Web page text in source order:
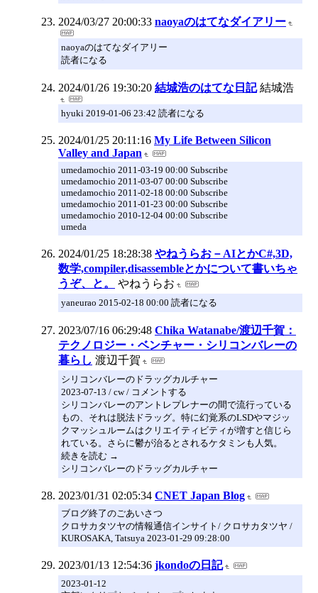
2024/03/27 20:00:33 naoyaのはてなダイアリー
naoyaのはてなダイアリー
読者になる
2024/01/26 19:30:20 結城浩のはてな日記 結城浩
hyuki 2019-01-06 23:42 読者になる
2024/01/25 20:11:16 My Life Between Silicon
Valley and Japan
umedamochio 2011-03-19 00:00 Subscribe
umedamochio 2011-03-07 00:00 Subscribe
umedamochio 2011-02-18 00:00 Subscribe
umedamochio 2011-01-23 00:00 Subscribe
umedamochio 2010-12-04 00:00 Subscribe
umeda
2024/01/25 18:28:38 やねうらお－AIとかC#,3D,
数学,compiler,disassembleとかについて書いちゃ
うぞ、と。
やねうらお
yaneurao 2015-02-18 00:00 読者になる
2023/07/16 06:29:48 Chika Watanabe/渡辺千賀：
テクノロジー・ベンチャー・シリコンバレーの
暮らし 渡辺千賀
シリコンバレーのドラッグカルチャー
2023-07-13 / cw / コメントする
シリコンバレーのアントレプレナーの間で流行っている
もの、それは脱法ドラッグ。特に幻覚系のLSDやマジッ
クマッシュルームはクリエイティビティが増すと信じら
れている。さらに鬱が治るとされるケタミンも人気。
続きを読む →
シリコンバレーのドラッグカルチャー
2023/01/31 02:05:34 CNET Japan Blog
ブログ終了のごあいさつ
クロサカタツヤの情報通信インサイト/ クロサカタツヤ /
KUROSAKA, Tatsuya 2023-01-29 09:28:00
2023/01/13 12:54:36 jkondoの日記
2023-01-12